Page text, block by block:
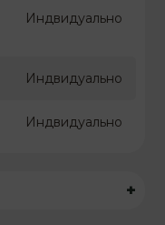
Индвидуально
Индвидуально
Индвидуально
+